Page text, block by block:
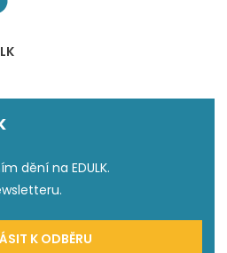
dění na EDULK.
K ODBĚRU